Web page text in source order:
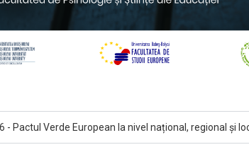
- Pactul Verde European la nivel național, regional și